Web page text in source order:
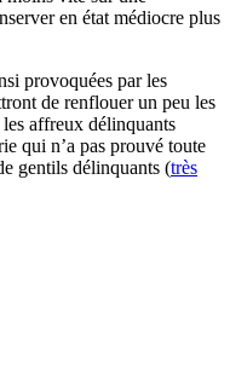
en état médiocre plus
provoquées par les
de renflouer un peu les
les affreux délinquants
qui n’a pas prouvé toute
gentils délinquants (très